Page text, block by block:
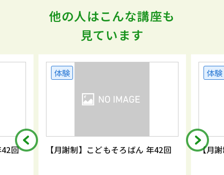
他の人はこんな講座も
見ています
回
体験
【月謝制】こどもそろばん 年42回
体験
【月